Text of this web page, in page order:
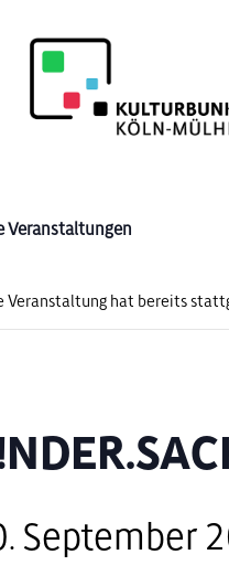
Veranstaltungen
Veranstaltung hat bereits
September